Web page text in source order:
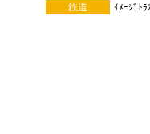
鉄道 ｲﾒｰｼﾞﾄﾗ